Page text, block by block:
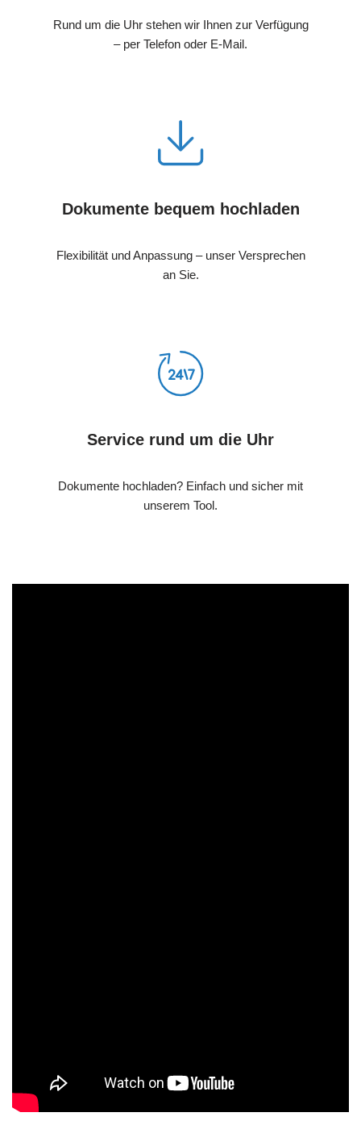
Rund um die Uhr stehen wir Ihnen zur Verfügung
– per Telefon oder E-Mail.
Dokumente bequem hochladen
Flexibilität und Anpassung – unser Versprechen
an Sie.
Service rund um die Uhr
Dokumente hochladen? Einfach und sicher mit
unserem Tool.